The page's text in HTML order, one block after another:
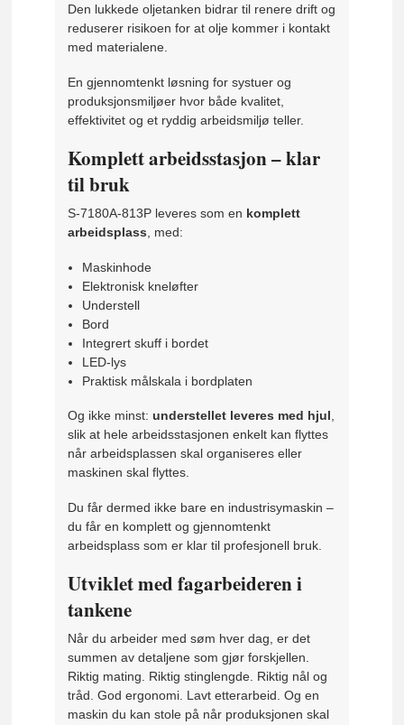
Den lukkede oljetanken bidrar til renere drift og
reduserer risikoen for at olje kommer i kontakt
med materialene.
En gjennomtenkt løsning for systuer og
produksjonsmiljøer hvor både kvalitet,
effektivitet og et ryddig arbeidsmiljø teller.
Komplett arbeidsstasjon – klar
til bruk
S-7180A-813P leveres som en komplett
arbeidsplass , med:
Maskinhode
Elektronisk kneløfter
Understell
Bord
Integrert skuff i bordet
LED-lys
Praktisk målskala i bordplaten
Og ikke minst:understellet leveres med hjul
slik at hele arbeidsstasjonen enkelt kan flyttes
når arbeidsplassen skal organiseres eller
maskinen skal flyttes.
Du får dermed ikke bare en industrisymaskin –
du får en komplett og gjennomtenkt
arbeidsplass som er klar til profesjonell bruk.
Utviklet med fagarbeideren i
tankene
Når du arbeider med søm hver dag, er det
summen av detaljene som gjør forskjellen.
Riktig mating. Riktig stinglengde. Riktig nål og
tråd. God ergonomi. Lavt etterarbeid. Og en
maskin du kan stole på når produksjonen skal